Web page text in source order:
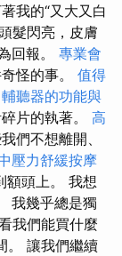
我的“又大又白
髮閃亮，皮膚
回報。 專業會
怪的事。 值得
輔聽器的功能與
片的執著。 高
們不想離開、
壓力舒緩按摩
額頭上。 我想
我幾乎總是獨
我們能買什麼
。 讓我們繼續